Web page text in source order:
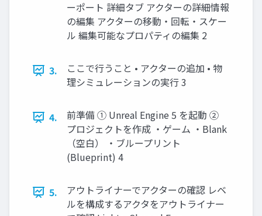
ーポート 詳細タブ アクターの詳細情報
の編集 アクターの移動・回転・スケー
ル 編集可能なプロパティの編集 2
3.
ここで行うこと • アクターの追加 • 物
理シミュレーションの実行 3
4.
前準備 ① Unreal Engine 5 を起動 ②
プロジェクトを作成 ・ゲーム ・Blank
（空白） ・ブループリント
(Blueprint) 4
5.
アウトライナーでアクターの確認 レベ
ルを構成するアクタをアウトライナー